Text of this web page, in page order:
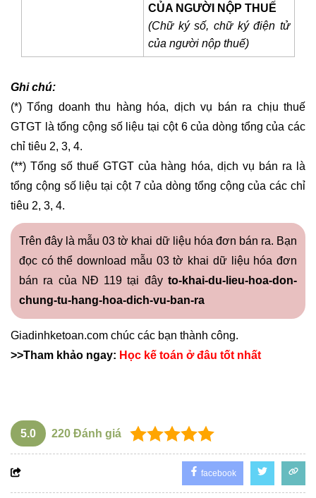
CỦA NGƯỜI NỘP THUẾ
(Chữ ký số, chữ ký điện tử
của người nộp thuế)
Ghi chú:
(*) Tổng doanh thu hàng hóa, dịch vụ bán ra chịu thuế
GTGT là tổng cộng số liệu tại cột 6 của dòng tổng của các
chỉ tiêu 2, 3, 4.
(**) Tổng số thuế GTGT của hàng hóa, dịch vụ bán ra là
tổng cộng số liệu tại cột 7 của dòng tổng cộng của các chỉ
tiêu 2, 3, 4.
Trên đây là mẫu 03 tờ khai dữ liệu hóa đơn bán ra. Bạn
đọc có thể download mẫu 03 tờ khai dữ liệu hóa đơn
bán ra của NĐ 119 tại đây to-khai-du-lieu-hoa-don-
chung-tu-hang-hoa-dich-vu-ban-ra
Giadinhketoan.com chúc các bạn thành công.
>>Tham khảo ngay: Học kế toán ở đâu tốt nhất
5.0 220 Đánh giá
facebook